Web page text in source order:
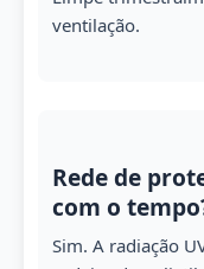
ventilação.
Rede de
com o
Sim. A radiação